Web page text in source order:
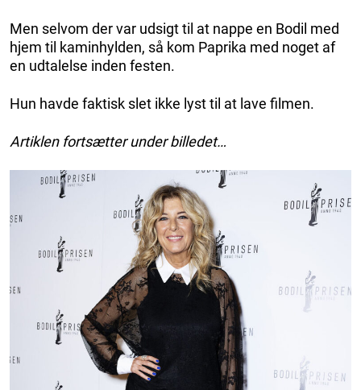
Men selvom der var udsigt til at nappe en Bodil med
hjem til kaminhylden, så kom Paprika med noget af
en udtalelse inden festen.
Hun havde faktisk slet ikke lyst til at lave filmen.
Artiklen fortsætter under billedet…